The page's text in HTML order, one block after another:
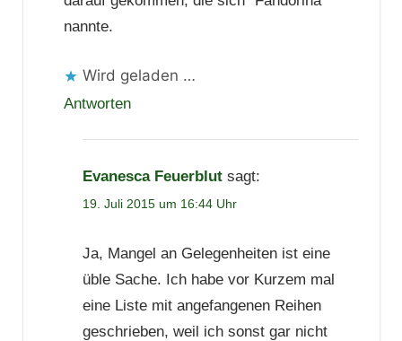
nannte.
Wird geladen …
Antworten
Evanesca Feuerblut sagt:
19. Juli 2015 um 16:44 Uhr
Ja, Mangel an Gelegenheiten ist eine
üble Sache. Ich habe vor Kurzem mal
eine Liste mit angefangenen Reihen
geschrieben, weil ich sonst gar nicht